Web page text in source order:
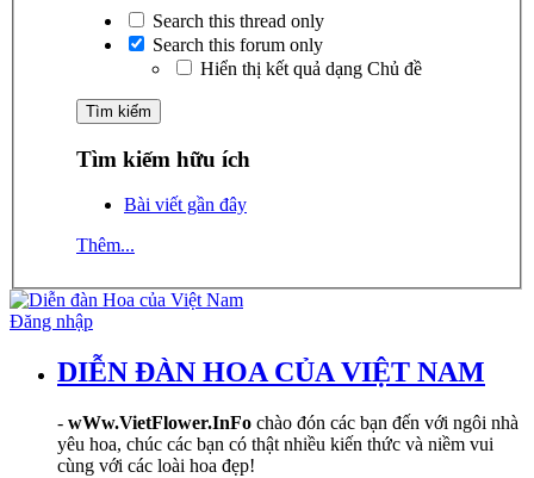
Search this thread only
Search this forum only
Hiển thị kết quả dạng Chủ đề
Tìm kiếm hữu ích
Bài viết gần đây
Thêm...
Đăng nhập
DIỄN ĐÀN HOA CỦA VIỆT NAM
- wWw.VietFlower.InFo chào đón các bạn đến với ngôi nhà
yêu hoa, chúc các bạn có thật nhiều kiến thức và niềm vui
cùng với các loài hoa đẹp!